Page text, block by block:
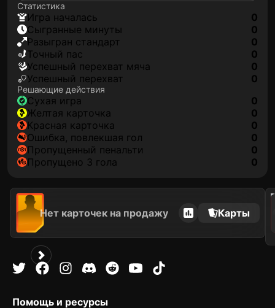
Статистика
игра началась
0
сыгранные минуты
0
разыгран стандарт
0
точный пас
0
успешный перехват мяча
0
успешный перехват
0
Решающие действия
сухая игра
0
желтая карточка
0
красная карточка
0
ошибка, повлекшая гол
0
пропущенный пенальти
0
Пропущено 3 гола
0
Нет карточек на продажу Карты
2021
Помощь и ресурсы